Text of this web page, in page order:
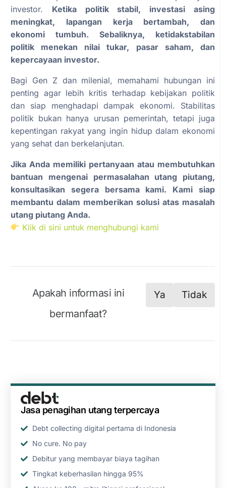
investor. Ketika politik stabil, investasi asing
meningkat, lapangan kerja bertambah, dan
ekonomi tumbuh. Sebaliknya, ketidakstabilan
politik menekan nilai tukar, pasar saham, dan
kepercayaan investor.
Bagi Gen Z dan milenial, memahami hubungan ini
penting agar lebih kritis terhadap kebijakan politik
dan siap menghadapi dampak ekonomi. Stabilitas
politik bukan hanya urusan pemerintah, tetapi juga
kepentingan rakyat yang ingin hidup dalam ekonomi
yang sehat dan berkelanjutan.
Jika Anda memiliki pertanyaan atau membutuhkan
bantuan mengenai permasalahan utang piutang,
konsultasikan segera bersama kami. Kami siap
membantu dalam memberikan solusi atas masalah
utang piutang Anda.
Klik di sini untuk menghubungi kami
Apakah informasi ini
bermanfaat?
Ya Tidak
Jasa penagihan utang terpercaya
Debt collecting digital pertama di Indonesia
No cure. No pay
Debitur yang membayar biaya tagihan
Tingkat keberhasilan hingga 95%